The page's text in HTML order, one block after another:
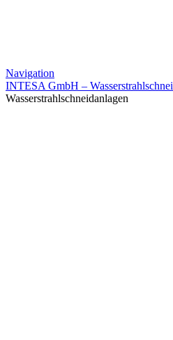
Navigation
INTESA GmbH –
Wasserstrahlschneidanlagen